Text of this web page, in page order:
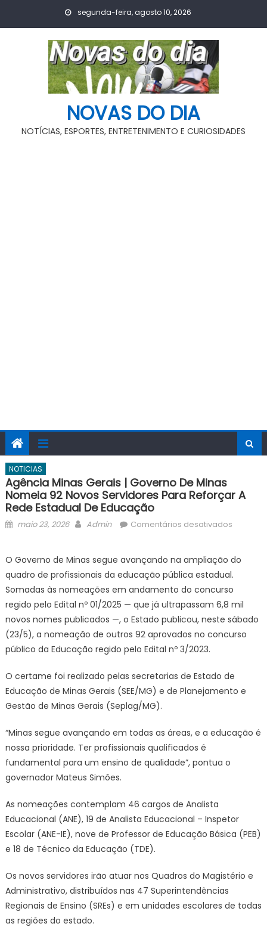
segunda-feira, agosto 10, 2026
NOVAS DO DIA
NOTÍCIAS, ESPORTES, ENTRETENIMENTO E CURIOSIDADES
NOTICIAS
Agência Minas Gerais | Governo De Minas
Nomeia 92 Novos Servidores Para Reforçar A
Rede Estadual De Educação
Posted
maio 23, 2026 Author
Admin Comentários desativadosem
Gerais
|
Governo
de
Minas
nomeia
para
rede
O Governo de Minas segue avançando na ampliação do
quadro de profissionais da educação pública estadual.
Somadas às nomeações em andamento do concurso
regido pelo Edital nº 01/2025 — que já ultrapassam 6,8 mil
novos nomes publicados —, o Estado publicou, neste sábado
(23/5), a nomeação de outros 92 aprovados no concurso
público da Educação regido pelo Edital nº 3/2023.
O certame foi realizado pelas secretarias de Estado de
Educação de Minas Gerais (SEE/MG) e de Planejamento e
Gestão de Minas Gerais (Seplag/MG).
“Minas segue avançando em todas as áreas, e a educação é
nossa prioridade. Ter profissionais qualificados é
fundamental para um ensino de qualidade”, pontua o
governador Mateus Simões.
As nomeações contemplam 46 cargos de Analista
Educacional (ANE), 19 de Analista Educacional – Inspetor
Escolar (ANE-IE), nove de Professor de Educação Básica (PEB)
e 18 de Técnico da Educação (TDE).
Os novos servidores irão atuar nos Quadros do Magistério e
Administrativo, distribuídos nas 47 Superintendências
Regionais de Ensino (SREs) e em unidades escolares de todas
as regiões do estado.